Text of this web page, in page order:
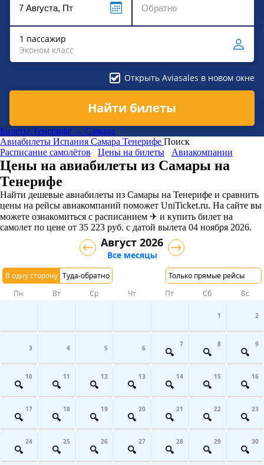
1 пассажир
Эконом класс
Открыть Aviasales в новом окне
Найти билеты
Билеты Тенерифе → Самара
Авиабилеты Испания Самара Тенерифе Поиск
Расписание самолётов
Цены на билеты Авиакомпании
Цены на авиабилеты из Самары на
Тенерифе
Найти дешевые авиабилеты из Самары на Тенерифе и сравнить
цены на рейсы авиакомпаний поможет UniTicket.ru. На сайте вы
можете ознакомиться с расписанием ✈ и купить билет на
самолет по цене от 35 223 руб. с датой вылета 04 ноября 2026.
В одну сторону Туда-обратно Только прямые рейсы
Август 2026
Все месяцы
Пн Вт Ср Чт Пт Сб Вс
1 2
3 4 5 6 7 8 9
10 11 12 13 14 15 16
17 18 19 20 21 22 23
24 25 26 27 28 29 30